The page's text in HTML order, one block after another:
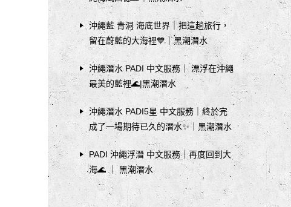
沖繩藍 青洞 海底世界｜把這趟旅行，
留在蔚藍的大海裡💙｜黑潮潛水
沖繩潛水 PADI 中文服務｜ 漂浮在沖繩
最美的藍裡🌊|黑潮潛水
沖繩潛水 PADI5星 中文服務｜終於完
成了一場期待已久的潛水✨｜黑潮潛水
PADI 沖繩浮潛 中文服務｜再度回到大
海🌊 ｜ 黑潮潛水